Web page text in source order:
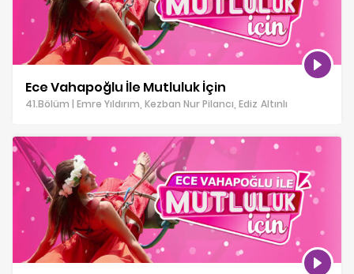
Ece Vahapoğlu İle Mutluluk İçin
41.Bölüm | Emre Yıldırım, Kezban Nur Pilancı, Ediz Altınlı